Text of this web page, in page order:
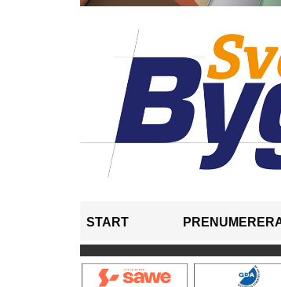
START